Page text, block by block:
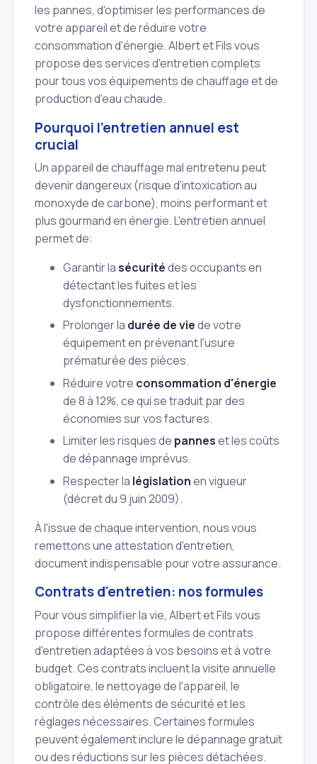
les pannes, d'optimiser les performances de
votre appareil et de réduire votre
consommation d'énergie. Albert et Fils vous
propose des services d'entretien complets
pour tous vos équipements de chauffage et de
production d'eau chaude.
Pourquoi l'entretien annuel est
crucial
Un appareil de chauffage mal entretenu peut
devenir dangereux (risque d'intoxication au
monoxyde de carbone), moins performant et
plus gourmand en énergie. L'entretien annuel
permet de:
Garantir lasécuritédes occupants en
détectant les fuites et les
dysfonctionnements.
Prolonger la durée de viede votre
équipement en prévenant l'usure
prématurée des pièces.
Réduire votre consommation d'énergie
de 8 à 12%, ce qui se traduit par des
économies sur vos factures.
Limiter les risques de panneset les coûts
de dépannage imprévus.
Respecter la législationen vigueur
(décret du 9 juin 2009).
À l'issue de chaque intervention, nous vous
remettons une attestation d'entretien,
document indispensable pour votre assurance.
Contrats d'entretien: nos formules
Pour vous simplifier la vie, Albert et Fils vous
propose différentes formules de contrats
d'entretien adaptées à vos besoins et à votre
budget. Ces contrats incluent la visite annuelle
obligatoire, le nettoyage de l'appareil, le
contrôle des éléments de sécurité et les
réglages nécessaires. Certaines formules
peuvent également inclure le dépannage gratuit
ou des réductions sur les pièces détachées.